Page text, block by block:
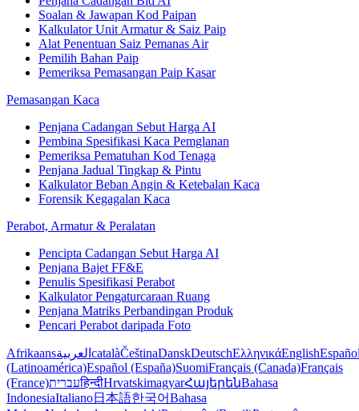
Soalan & Jawapan Kod Paipan
Kalkulator Unit Armatur & Saiz Paip
Alat Penentuan Saiz Pemanas Air
Pemilih Bahan Paip
Pemeriksa Pemasangan Paip Kasar
Pemasangan Kaca
Penjana Cadangan Sebut Harga AI
Pembina Spesifikasi Kaca Pemglanan
Pemeriksa Pematuhan Kod Tenaga
Penjana Jadual Tingkap & Pintu
Kalkulator Beban Angin & Ketebalan Kaca
Forensik Kegagalan Kaca
Perabot, Armatur & Peralatan
Pencipta Cadangan Sebut Harga AI
Penjana Bajet FF&E
Penulis Spesifikasi Perabot
Kalkulator Pengaturcaraan Ruang
Penjana Matriks Perbandingan Produk
Pencari Perabot daripada Foto
Afrikaansالعربية catalàČeštinaDanskDeutschΕλληνικάEnglish
(Latinoamérica)Español (España)SuomiFrançais (Canada)Français
(France)עבריתहिन्दीHrvatskimagyarՀայերենBahasa
IndonesiaItaliano日本語한국어Bahasa